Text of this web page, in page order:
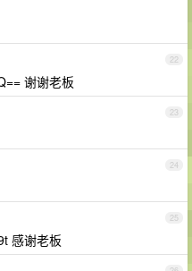
22
谢谢老板
23
24
25
感谢老板